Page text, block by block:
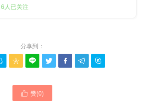
人已关注
分享到：
     
 赞(0)